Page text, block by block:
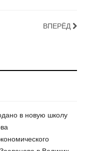
ВПЕРЁД
в новую школу